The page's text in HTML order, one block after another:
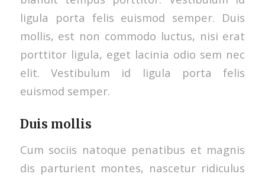
ligula porta felis euismod semper. Duis
mollis, est non commodo luctus, nisi erat
porttitor ligula, eget lacinia odio sem nec
elit. Vestibulum id ligula porta felis
euismod semper.
Duis mollis
Cum sociis natoque penatibus et magnis
dis parturient montes, nascetur ridiculus